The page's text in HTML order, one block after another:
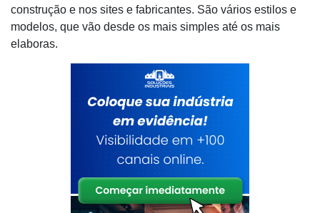
construção e nos sites e fabricantes. São vários estilos e
modelos, que vão desde os mais simples até os mais
elaboras.